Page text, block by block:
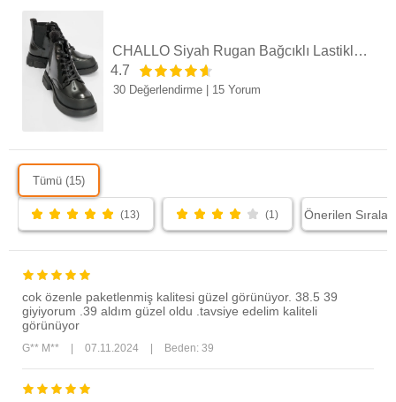
CHALLO Siyah Rugan Bağcıklı Lastikli Kadın Postal Bot
4.7
30 Değerlendirme | 15 Yorum
Tümü (15)
(13) (1)
cok özenle paketlenmiş kalitesi güzel görünüyor. 38.5 39
giyiyorum .39 aldım güzel oldu .tavsiye edelim kaliteli
görünüyor
G** M** 07.11.2024 Beden: 39